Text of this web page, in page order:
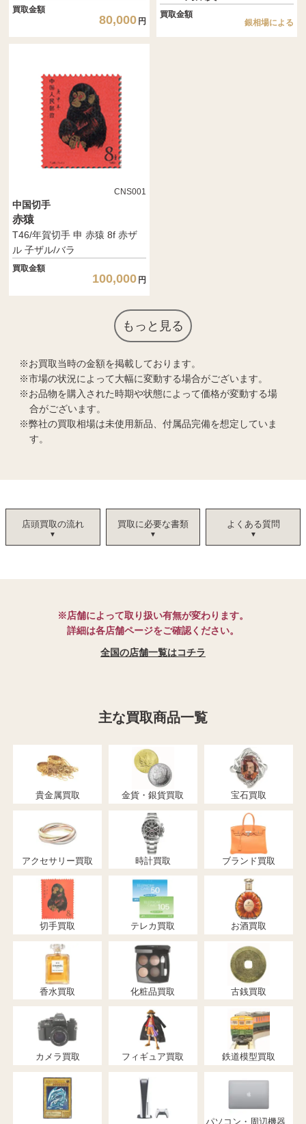
買取金額
80,000 円
買取金額
銀相場による
CNS001
中国切手
赤猿
T46/年賀切手 申 赤猿 8f 赤ザ
ル 子ザル/バラ
買取金額
100,000 円
もっと見る
お買取当時の金額を掲載しております。
市場の状況によって大幅に変動する場合がございます。
お品物を購入された時期や状態によって価格が変動する場
合がございます。
弊社の買取相場は未使用新品、付属品完備を想定していま
す。
店頭買取の流れ 買取に必要な書類 よくある質問
※店舗によって取り扱い有無が変わります。
詳細は各店舗ページをご確認ください。
全国の店舗一覧はコチラ
主な買取商品一覧
貴金属買取 金貨・銀貨買取 宝石買取
アクセサリー買取 時計買取 ブランド買取
切手買取 テレカ買取 お酒買取
香水買取 化粧品買取 古銭買取
カメラ買取 フィギュア買取 鉄道模型買取
パソコン・周辺機器